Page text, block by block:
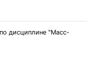
дисциплине "Масс-